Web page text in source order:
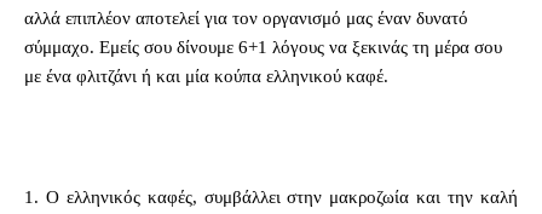
αλλά επιπλέον αποτελεί για τον οργανισμό μας έναν δυνατό
σύμμαχο. Εμείς σου δίνουμε 6+1 λόγους να ξεκινάς τη μέρα σου
με ένα φλιτζάνι ή και μία κούπα ελληνικού καφέ.
1. Ο ελληνικός καφές, συμβάλλει στην μακροζωία και την καλή